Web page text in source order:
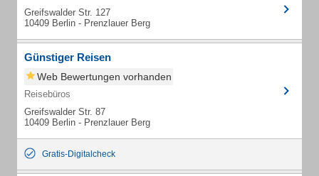
Greifswalder Str. 127
10409 Berlin - Prenzlauer Berg
Günstiger Reisen
Web Bewertungen vorhanden
Reisebüros
Greifswalder Str. 87
10409 Berlin - Prenzlauer Berg
Gratis-Digitalcheck